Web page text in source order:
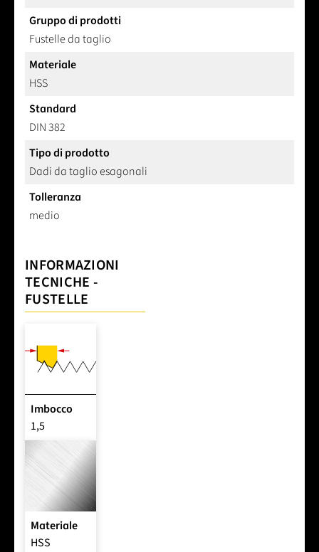
Gruppo di prodotti
Fustelle da taglio
Materiale
HSS
Standard
DIN 382
Tipo di prodotto
Dadi da taglio esagonali
Tolleranza
medio
INFORMAZIONI
TECNICHE -
FUSTELLE
Imbocco
1,5
Materiale
HSS